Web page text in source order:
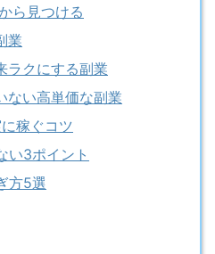
ら見つける
業
ラクにする副業
ない高単価な副業
稼ぐコツ
い3ポイント
方5選